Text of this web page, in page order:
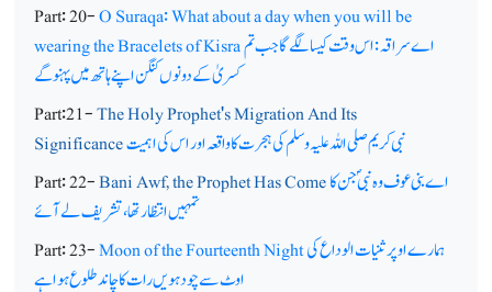
Part: 20-O Suraqa: What about a day when you will be
wearing the Bracelets of Kisraاے سراقہ: اس وقت کیسا لگے گا جب تم
کسریٰ کے دونوں کنگن اپنے ہاتھ میں پہنو گے
Part:21-The Holy Prophet's Migration And Its
Significanceنبی کریم صلی اللہ علیہ وسلم کی ہجرت کا واقعہ اور اس کی اہمیت
Part: 22-Bani Awf, the Prophet Has Comeاے بنی عوف وہ نبیؐ جن کا
تمہیں انتظار تھا، تشریف لے آئے
Part: 23-Moon of the Fourteenth Nightہمارے اوپر ثنیات الوداع کی
اوٹ سے چودہویں رات کا چاند طلوع ہوا ہے